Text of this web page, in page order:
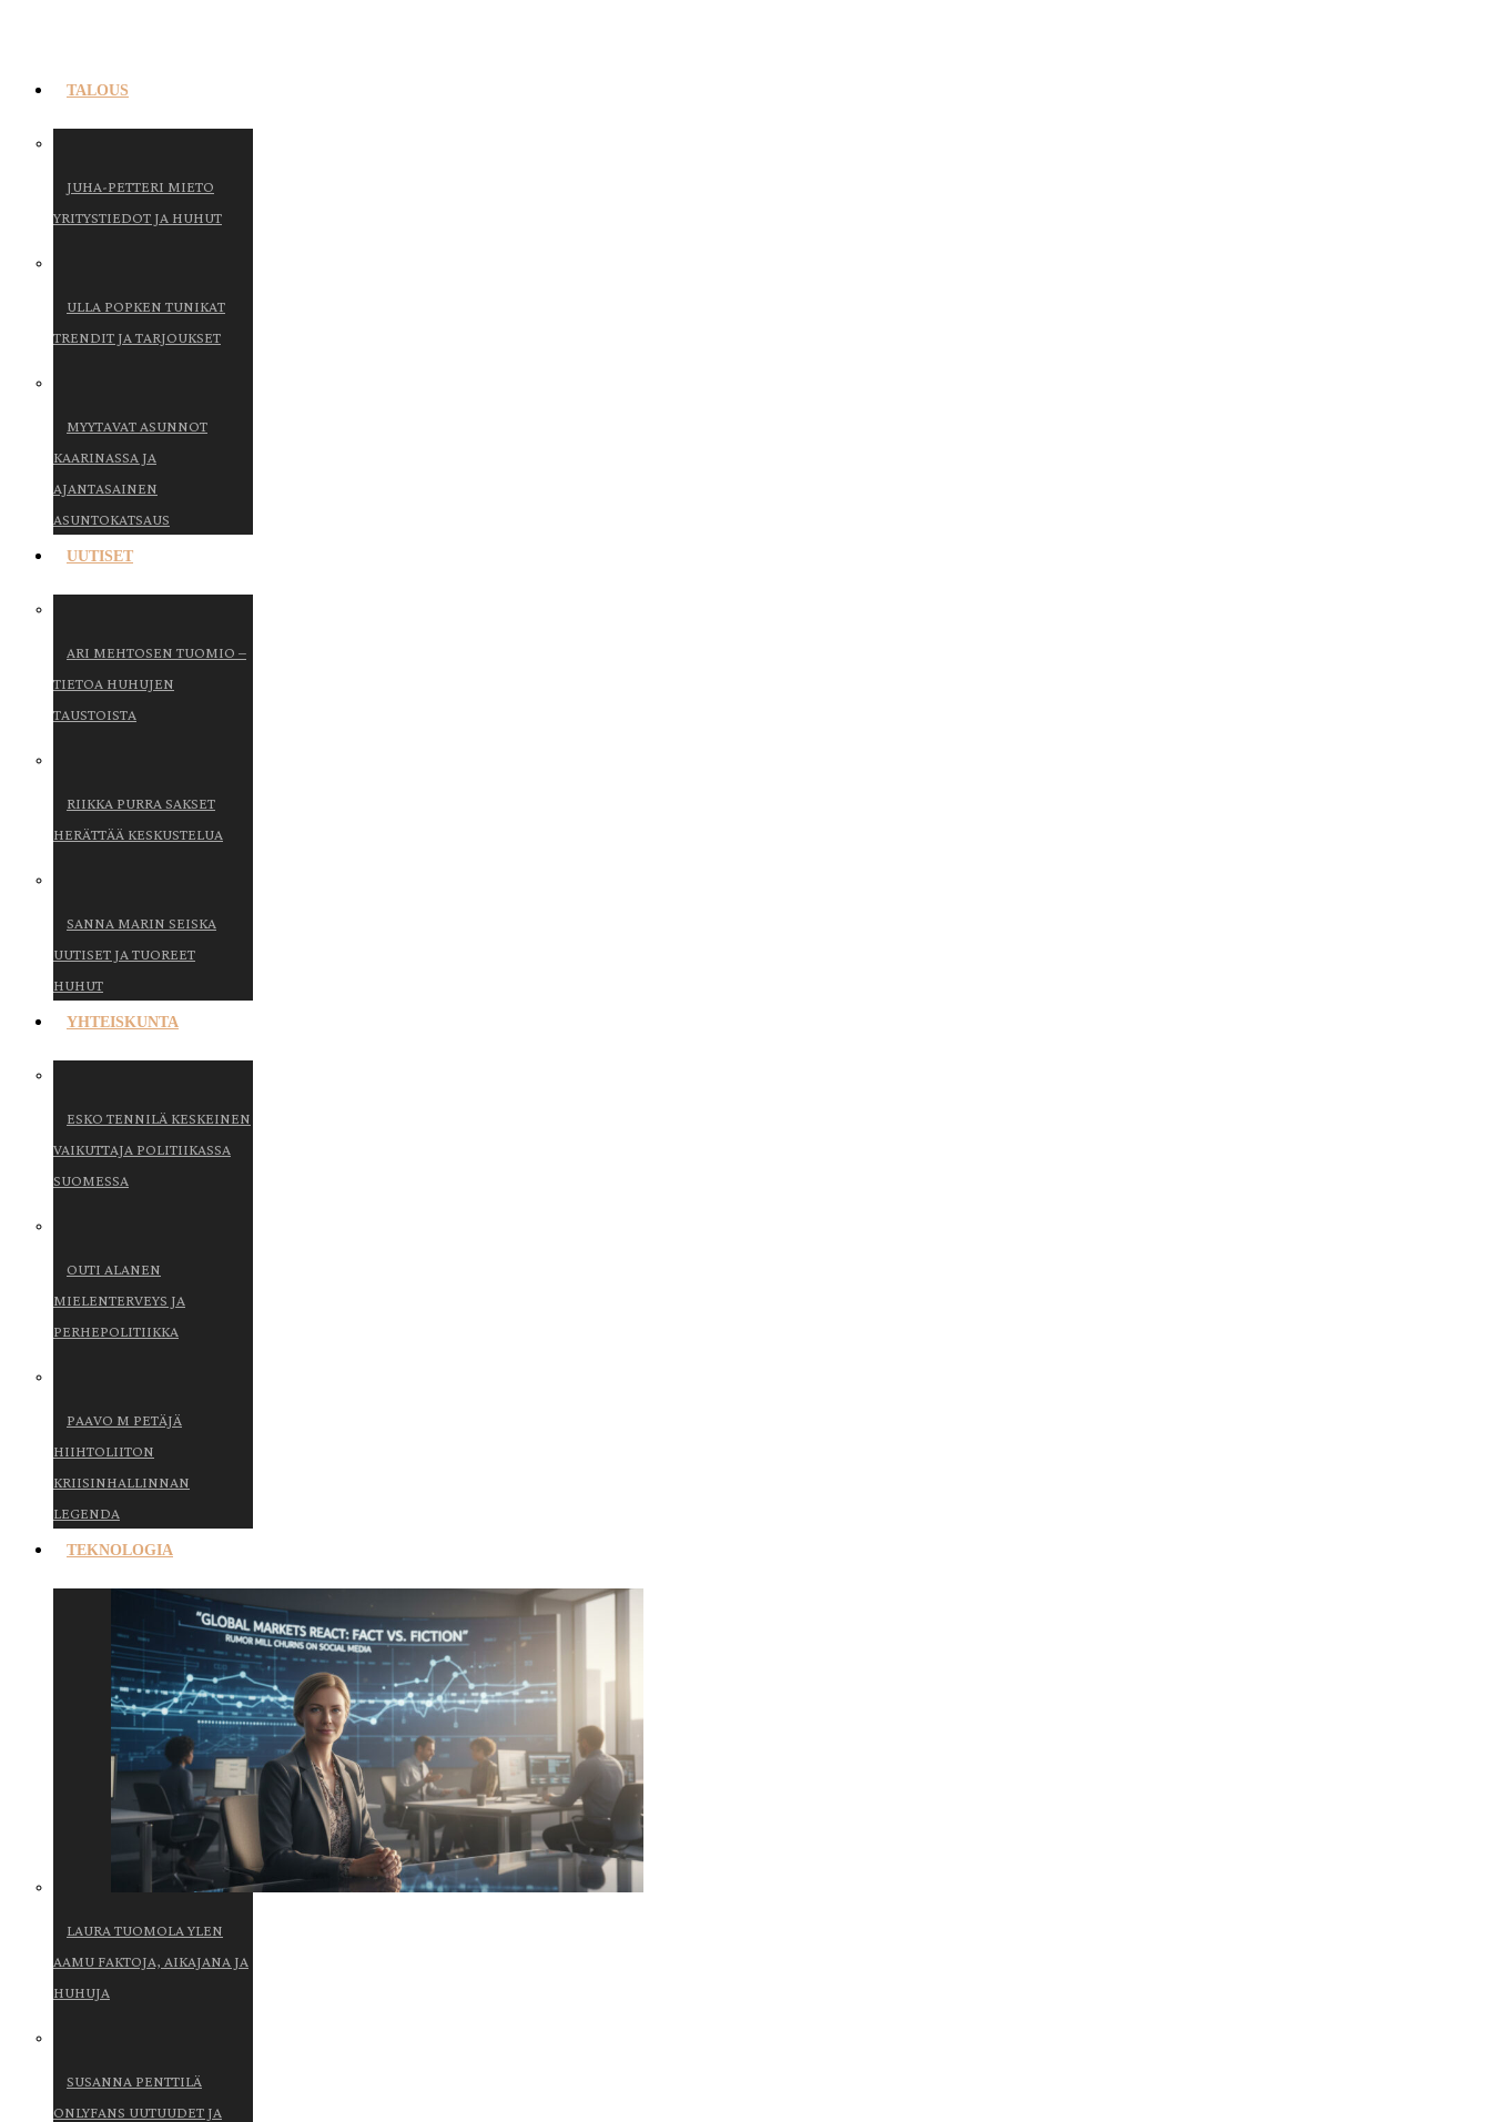
TALOUS
JUHA-PETTERI MIETO
YRITYSTIEDOT JA HUHUT
ULLA POPKEN TUNIKAT
TRENDIT JA TARJOUKSET
MYYTAVAT ASUNNOT
KAARINASSA JA
AJANTASAINEN
ASUNTOKATSAUS
UUTISET
ARI MEHTOSEN TUOMIO –
TIETOA HUHUJEN
TAUSTOISTA
RIIKKA PURRA SAKSET
HERÄTTÄÄ KESKUSTELUA
SANNA MARIN SEISKA
UUTISET JA TUOREET
HUHUT
YHTEISKUNTA
ESKO TENNILÄ KESKEINEN
VAIKUTTAJA POLITIIKASSA
SUOMESSA
OUTI ALANEN
MIELENTERVEYS JA
PERHEPOLITIIKKA
PAAVO M PETÄJÄ
HIIHTOLIITON
KRIISINHALLINNAN
LEGENDA
TEKNOLOGIA
LAURA TUOMOLA YLEN
AAMU FAKTOJA, AIKAJANA JA
HUHUJA
SUSANNA PENTTILÄ
ONLYFANS UUTUUDET JA